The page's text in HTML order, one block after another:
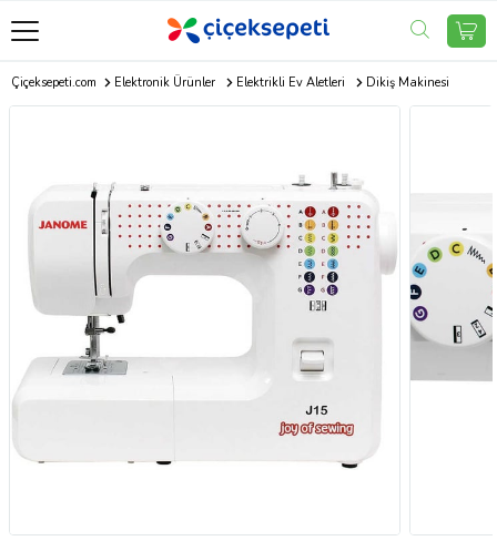
Çiçeksepeti.com Elektronik Ürünler Elektrikli Ev Aletleri Dikiş Makinesi